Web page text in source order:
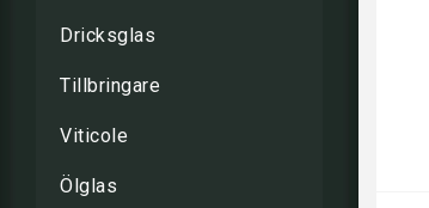
Dricksglas
Tillbringare
Viticole
Ölglas